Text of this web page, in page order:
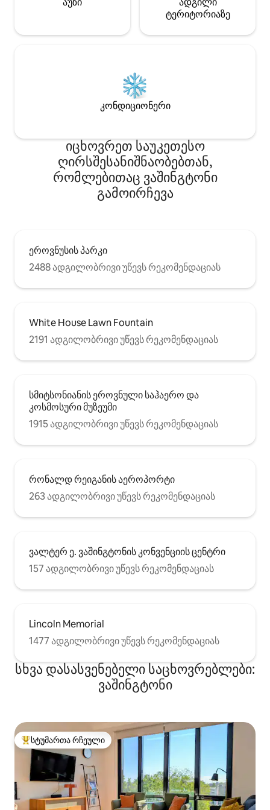
ტერიტორიაზე
კონდიციონერი
იცხოვრეთ საუკეთესო
ღირსშესანიშნაობებთან,
რომლებითაც ვაშინგტონი
გამოირჩევა
ეროვნუსის პარკი
2488 ადგილობრივი უწევს რეკომენდაციას
White House Lawn Fountain
2191 ადგილობრივი უწევს რეკომენდაციას
სმიტსონიანის ეროვნული საჰაერო და
კოსმოსური მუზეუმი
1915 ადგილობრივი უწევს რეკომენდაციას
რონალდ რეიგანის აეროპორტი
263 ადგილობრივი უწევს რეკომენდაციას
ვალტერ ე. ვაშინგტონის კონვენციის ცენტრი
157 ადგილობრივი უწევს რეკომენდაციას
Lincoln Memorial
1477 ადგილობრივი უწევს რეკომენდაციას
სხვა დასასვენებელი საცხოვრებლები:
ვაშინგტონი
სტუმართა რჩეული მოწინავე ვარიანტი
სტუმართა რჩეული